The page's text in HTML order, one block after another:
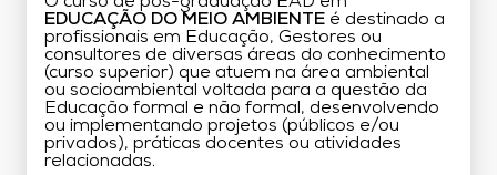
EDUCAÇÃO DO MEIO AMBIENTE é destinado a
profissionais em Educação, Gestores ou
consultores de diversas áreas do conhecimento
(curso superior) que atuem na área ambiental
ou socioambiental voltada para a questão da
Educação formal e não formal, desenvolvendo
ou implementando projetos (públicos e/ou
privados), práticas docentes ou atividades
relacionadas.